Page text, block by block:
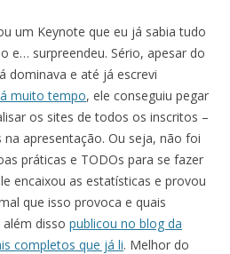
um Keynote que eu já sabia tudo
e… surpreendeu. Sério, apesar do
dominava e até já escrevi
muito tempo, ele conseguiu pegar
os sites de todos os inscritos –
apresentação. Ou seja, não foi
práticas e TODOs para se fazer
encaixou as estatísticas e provou
que isso provoca e quais
disso publicou no blog da
completos que já li. Melhor do